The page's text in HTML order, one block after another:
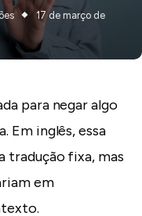
17 de março de
para negar algo
Em inglês, essa
tradução fixa, mas
em